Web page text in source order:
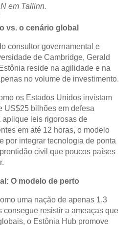
em Tallinn.
vs. o cenário global
consultor governamental e
de Cambridge, Gerald
reside na agilidade e na
no volume de investimento.
os Estados Unidos invistam
US$25 bilhões em defesa
aplique leis rigorosas de
em até 12 horas, o modelo
por integrar tecnologia de ponta
civil que poucos países
O modelo de perto
uma nação de apenas 1,3
consegue resistir a ameaças que
o Estônia Hub promove